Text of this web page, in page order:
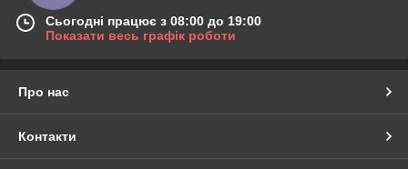
Сьогодні працює з 08:00 до 19:00
Показати весь графік роботи
Про нас
Контакти